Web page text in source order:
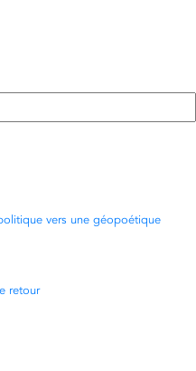
vers une géopoétique
retour